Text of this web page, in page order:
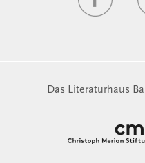
Das Literaturhaus